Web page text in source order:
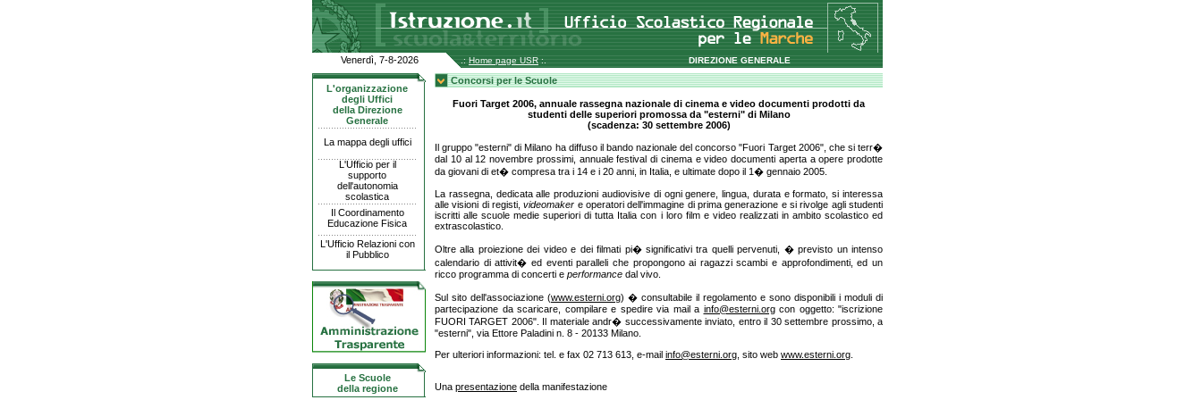
Venerdì, 7-8-2026 .: Home page USR :. DIREZIONE GENERALE
L'organizzazione
degli Uffici
della Direzione
Generale
La mappa degli uffici
L'Ufficio per il
supporto
dell'autonomia
scolastica
Il Coordinamento
Educazione Fisica
L'Ufficio Relazioni con
il Pubblico
Le Scuole
della regione
Concorsi per le Scuole
Fuori Target 2006, annuale rassegna nazionale di cinema e video documenti prodotti da
studenti delle superiori promossa da "esterni" di Milano
(scadenza: 30 settembre 2006)
Il gruppo "esterni" di Milano ha diffuso il bando nazionale del concorso "Fuori Target 2006", che si terr�
dal 10 al 12 novembre prossimi, annuale festival di cinema e video documenti aperta a opere prodotte
da giovani di et� compresa tra i 14 e i 20 anni, in Italia, e ultimate dopo il 1� gennaio 2005.
La rassegna, dedicata alle produzioni audiovisive di ogni genere, lingua, durata e formato, si interessa
alle visioni di registi,videomaker e operatori dell'immagine di prima generazione e si rivolge agli studenti
iscritti alle scuole medie superiori di tutta Italia con i loro film e video realizzati in ambito scolastico ed
extrascolastico.
Oltre alla proiezione dei video e dei filmati pi� significativi tra quelli pervenuti, � previsto un intenso
calendario di attivit� ed eventi paralleli che propongono ai ragazzi scambi e approfondimenti, ed un
ricco programma di concerti e performance dal vivo.
Sul sito dell'associazione (www.esterni.org) � consultabile il regolamento e sono disponibili i moduli di
partecipazione da scaricare, compilare e spedire via mail a info@esterni.orgcon oggetto: "iscrizione
FUORI TARGET 2006". Il materiale andr� successivamente inviato, entro il 30 settembre prossimo, a
"esterni", via Ettore Paladini n. 8 - 20133 Milano.
Per ulteriori informazioni: tel. e fax 02 713 613, e-mail info@esterni.org , sito web www.esterni.org
Una presentazione della manifestazione